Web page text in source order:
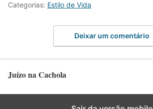
Categorias: Estilo de Vida
Deixar um comentário
Juízo na Cachola